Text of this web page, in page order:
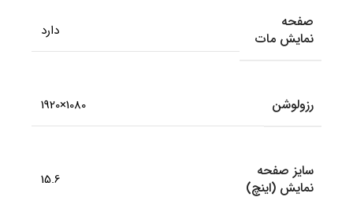
صفحه
نمایش مات
دارد
رزولوشن 1080×1920
سایز صفحه
نمایش (اینچ)
15.6